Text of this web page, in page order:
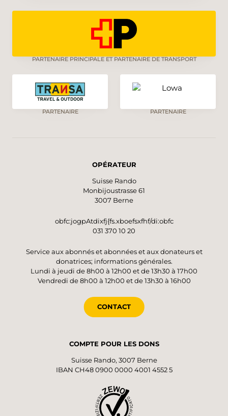
PARTENAIRE PRINCIPALE ET PARTENAIRE DE TRANSPORT
PARTENAIRE PARTENAIRE
OPÉRATEUR
Suisse Rando
Monbijoustrasse 61
3007 Berne
obfc:jogpAtdixfj{fs.xboefsxfhf/di:obfc
031 370 10 20
Service aux abonnés et abonnées et aux donateurs et
donatrices; informations générales.
Lundi à jeudi de 8h00 à 12h00 et de 13h30 à 17h00
Vendredi de 8h00 à 12h00 et de 13h30 à 16h00
CONTACT
COMPTE POUR LES DONS
Suisse Rando, 3007 Berne
IBAN CH48 0900 0000 4001 4552 5